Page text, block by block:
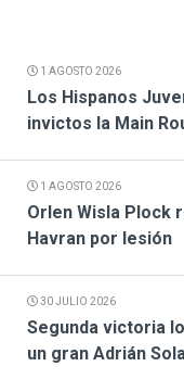
1 AGOSTO 2026
Los Hispanos
invictos la Main
1 AGOSTO 2026
Orlen Wisla Plock
Havran por lesión
30 JULIO 2026
Segunda victoria
un gran Adrián